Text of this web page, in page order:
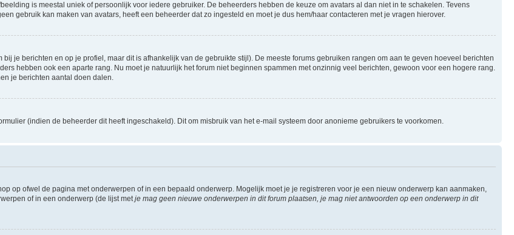
is meestal uniek of persoonlijk voor iedere gebruiker. De beheerders hebben de keuze om avatars al dan niet in te schakelen. Tevens
gebruik kan maken van avatars, heeft een beheerder dat zo ingesteld en moet je dus hem/haar contacteren met je vragen hierover.
je berichten en op je profiel, maar dit is afhankelijk van de gebruikte stijl). De meeste forums gebruiken rangen om aan te geven hoeveel berichten
hebben ook een aparte rang. Nu moet je natuurlijk het forum niet beginnen spammen met onzinnig veel berichten, gewoon voor een hogere rang.
je berichten aantal doen dalen.
(indien de beheerder dit heeft ingeschakeld). Dit om misbruik van het e-mail systeem door anonieme gebruikers te voorkomen.
op ofwel de pagina met onderwerpen of in een bepaald onderwerp. Mogelijk moet je je registreren voor je een nieuw onderwerp kan aanmaken,
of in een onderwerp (de lijst metje mag geen nieuwe onderwerpen in dit forum plaatsen, je mag niet antwoorden op een onderwerp in dit